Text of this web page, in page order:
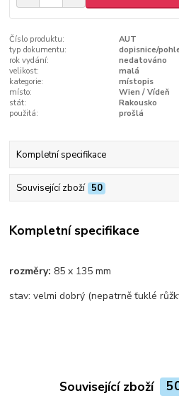
Číslo produktu:
AUT
typ dokumentu:
dopisnice/
rok vydání:
nedatováno
velikost:
malá
kategorie:
místopis
místo:
Wien / Vídeň
stát:
Rakousko
použitá:
prošlá
Kompletní specifikace
Související zboží 50
Kompletní specifikace
rozměry: 85 x 135 mm
stav: velmi dobrý (nepatrně ťuklé
Související zboží